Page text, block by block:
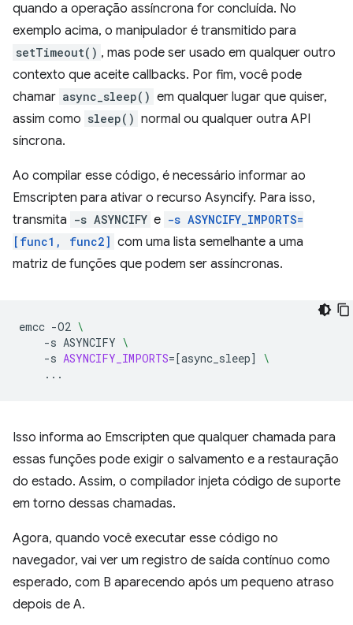
quando a operação assíncrona for concluída. No
exemplo acima, o manipulador é transmitido para
setTimeout() , mas pode ser usado em qualquer outro
contexto que aceite callbacks. Por fim, você pode
chamar async_sleep() em qualquer lugar que quiser,
assim como sleep() normal ou qualquer outra API
síncrona.
Ao compilar esse código, é necessário informar ao
Emscripten para ativar o recurso Asyncify. Para isso,
transmita -s ASYNCIFY e -s ASYNCIFY_IMPORTS=
[func1, func2] com uma lista semelhante a uma
matriz de funções que podem ser assíncronas.
emcc -O2 \
-s ASYNCIFY \
-s ASYNCIFY_IMPORTS=[async_sleep]
\
Isso informa ao Emscripten que qualquer chamada para
essas funções pode exigir o salvamento e a restauração
do estado. Assim, o compilador injeta código de suporte
em torno dessas chamadas.
Agora, quando você executar esse código no
navegador, vai ver um registro de saída contínuo como
esperado, com B aparecendo após um pequeno atraso
depois de A.